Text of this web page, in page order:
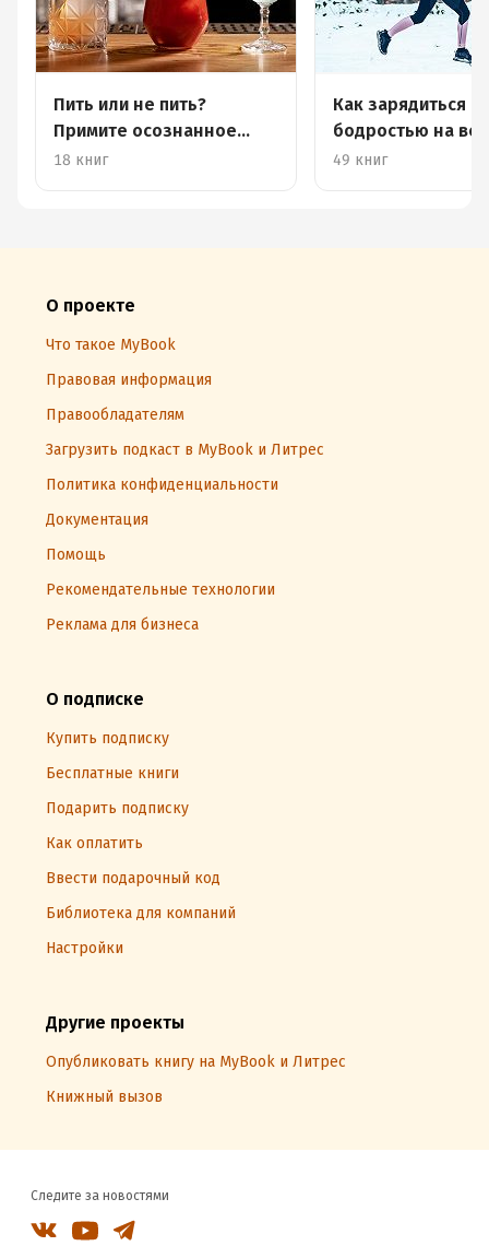
Пить или не пить?
Примите осознанное
решение
18 книг
Как зарядиться
бодростью на
49 книг
О проекте
Что такое MyBook
Правовая информация
Правообладателям
Загрузить подкаст в MyBook и Литрес
Политика конфиденциальности
Документация
Помощь
Рекомендательные технологии
Реклама для бизнеса
О подписке
Купить подписку
Бесплатные книги
Подарить подписку
Как оплатить
Ввести подарочный код
Библиотека для компаний
Настройки
Другие проекты
Опубликовать книгу на MyBook и Литрес
Книжный вызов
Следите за новостями